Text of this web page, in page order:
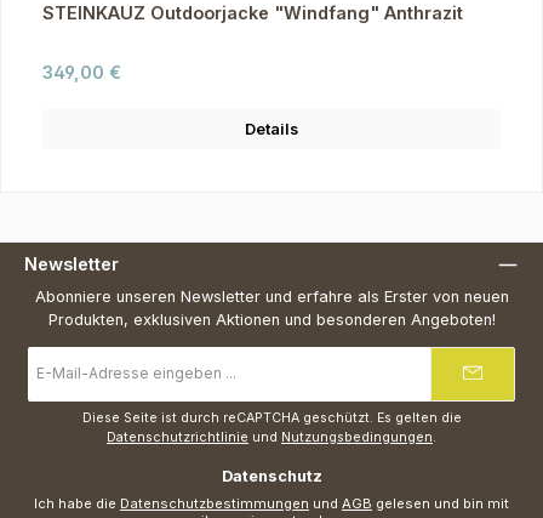
STEINKAUZ Outdoorjacke "Windfang" Anthrazit
Regulärer Preis:
349,00 €
Details
Newsletter
Abonniere unseren Newsletter und erfahre als Erster von neuen
Produkten, exklusiven Aktionen und besonderen Angeboten!
Mail-
Adresse
Diese Seite ist durch reCAPTCHA geschützt. Es gelten die
Datenschutzrichtlinie und Nutzungsbedingungen.
Datenschutz
Ich habe die Datenschutzbestimmungen und AGB gelesen und bin mit